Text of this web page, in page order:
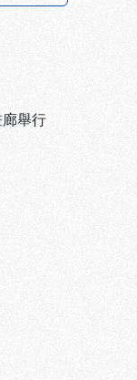
舉行